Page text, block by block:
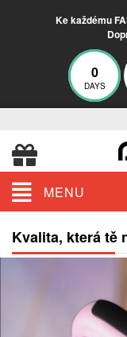
Ke každému
0
DAYS
MENU
Kvalita, která tě